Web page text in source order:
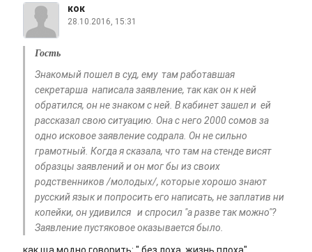
кок
28.10.2016, 15:31
Гость
Знакомый пошел в суд, ему там работавшая
секретарша написала заявление, так как он к ней
обратился, он не знаком с ней. В кабинет зашел и ей
рассказал свою ситуацию. Она с него 2000 сомов за
одно исковое заявление содрала. Он не сильно
грамотный. Когда я сказала, что там на стенде висят
образцы заявлений и он мог бы из своих
родственников /молодых/, которые хорошо знают
русский язык и попросить его написать, не заплатив ни
копейки, он удивился и спросил "а разве так можно"?
Заявление пустяковое оказывается было.